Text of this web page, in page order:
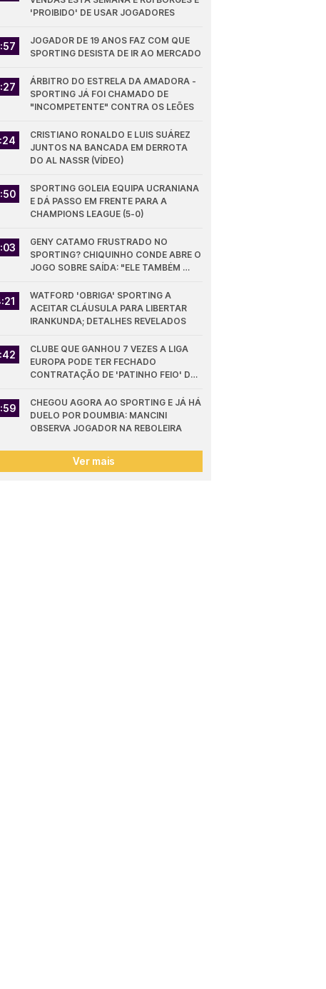
'PROIBIDO' DE USAR JOGADORES
JOGADOR DE 19 ANOS FAZ COM QUE
SPORTING DESISTA DE IR AO MERCADO
ÁRBITRO DO ESTRELA DA AMADORA -
SPORTING JÁ FOI CHAMADO DE
"INCOMPETENTE" CONTRA OS LEÕES
CRISTIANO RONALDO E LUIS SUÁREZ
JUNTOS NA BANCADA EM DERROTA
DO AL NASSR (VÍDEO)
SPORTING GOLEIA EQUIPA UCRANIANA
E DÁ PASSO EM FRENTE PARA A
CHAMPIONS LEAGUE (5-0)
GENY CATAMO FRUSTRADO NO
SPORTING? CHIQUINHO CONDE ABRE O
JOGO SOBRE SAÍDA: "ELE TAMBÉM
WATFORD 'OBRIGA' SPORTING A
ACEITAR CLÁUSULA PARA LIBERTAR
IRANKUNDA; DETALHES REVELADOS
CLUBE QUE GANHOU 7 VEZES A LIGA
EUROPA PODE TER FECHADO
CONTRATAÇÃO DE 'PATINHO FEIO' DO
CHEGOU AGORA AO SPORTING E JÁ HÁ
DUELO POR DOUMBIA: MANCINI
OBSERVA JOGADOR NA REBOLEIRA
Ver mais